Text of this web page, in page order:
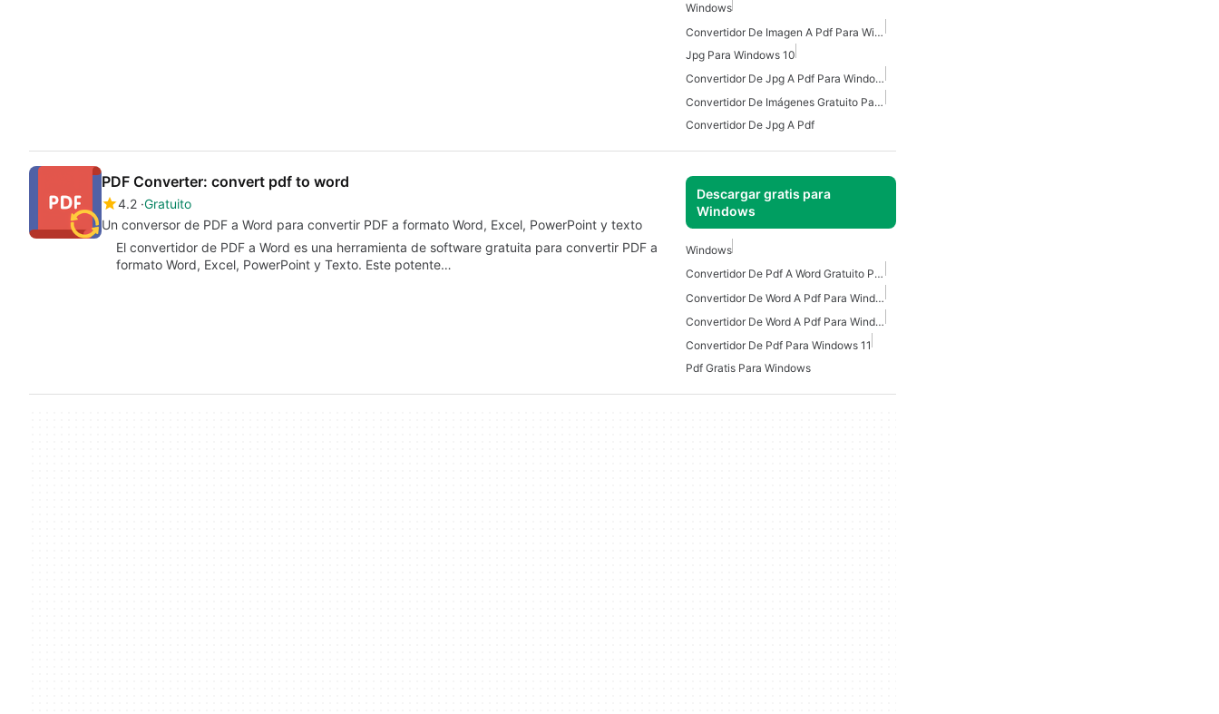
Windows
Convertidor De Imagen A Pdf Para Windows
Jpg Para Windows 10
Convertidor De Jpg A Pdf Para Windows
Convertidor De Imágenes Gratuito Para Windows
Convertidor De Jpg A Pdf
PDF Converter: convert pdf to word
4.2 Gratuito
Un conversor de PDF a Word para convertir PDF a formato Word, Excel, PowerPoint y texto
Descargar gratis para
Windows
El convertidor de PDF a Word es una herramienta de software gratuita para convertir PDF a
formato Word, Excel, PowerPoint y Texto. Este potente…
Windows
Convertidor De Pdf A Word Gratuito Para Windows
Convertidor De Word A Pdf Para Windows
Convertidor De Word A Pdf Para Windows 10
Convertidor De Pdf Para Windows 11
Pdf Gratis Para Windows